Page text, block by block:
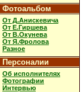
Фотоальбом
От Д.Анискевича
От Е.Гиршева
От В.Окунева
От Я.Фролова
Разное
Персоналии
Об исполнителях
Фотографии
Интервью